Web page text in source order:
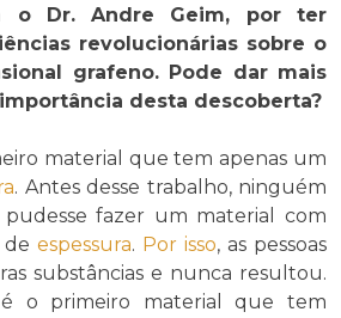
o Dr. Andre Geim, por ter
revolucionárias sobre o
grafeno. Pode dar mais
desta descoberta?
material que tem apenas um
. Antes desse trabalho, ninguém
fazer um material com
espessura. Por isso, as pessoas
substâncias e nunca resultou.
é o primeiro material que tem